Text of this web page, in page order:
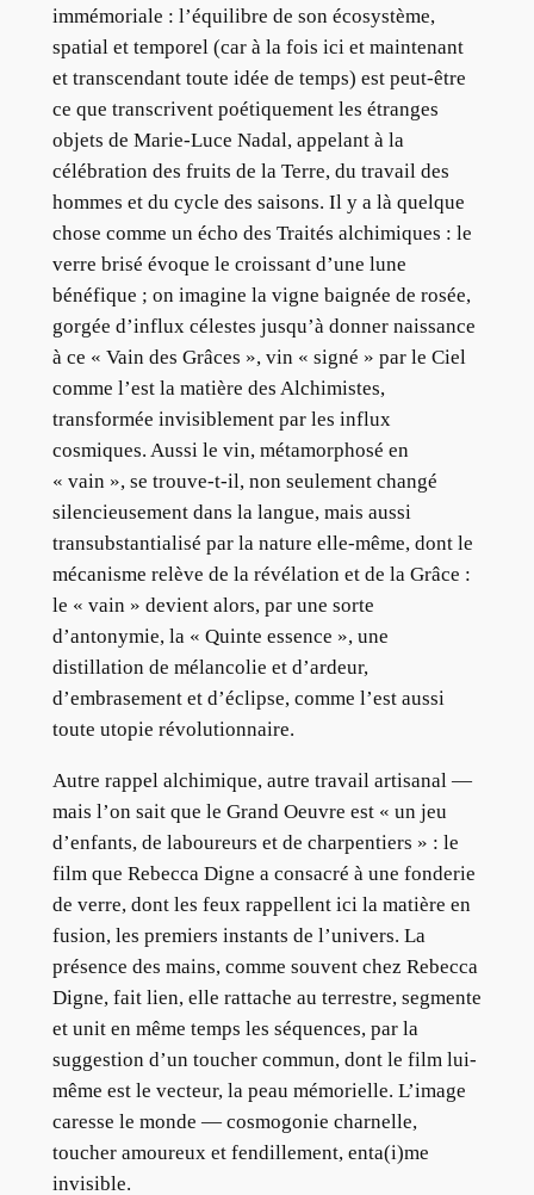
immémoriale : l’équilibre de son écosystème,
spatial et temporel (car à la fois ici et maintenant
et transcendant toute idée de temps) est peut-être
ce que transcrivent poétiquement les étranges
objets de Marie-Luce Nadal, appelant à la
célébration des fruits de la Terre, du travail des
hommes et du cycle des saisons. Il y a là quelque
chose comme un écho des Traités alchimiques : le
verre brisé évoque le croissant d’une lune
bénéfique ; on imagine la vigne baignée de rosée,
gorgée d’influx célestes jusqu’à donner naissance
à ce « Vain des Grâces », vin « signé » par le Ciel
comme l’est la matière des Alchimistes,
transformée invisiblement par les influx
cosmiques. Aussi le vin, métamorphosé en
« vain », se trouve-t-il, non seulement changé
silencieusement dans la langue, mais aussi
transubstantialisé par la nature elle-même, dont le
mécanisme relève de la révélation et de la Grâce :
le « vain » devient alors, par une sorte
d’antonymie, la « Quinte essence », une
distillation de mélancolie et d’ardeur,
d’embrasement et d’éclipse, comme l’est aussi
toute utopie révolutionnaire.
Autre rappel alchimique, autre travail artisanal —
mais l’on sait que le Grand Oeuvre est « un jeu
d’enfants, de laboureurs et de charpentiers » : le
film que Rebecca Digne a consacré à une fonderie
de verre, dont les feux rappellent ici la matière en
fusion, les premiers instants de l’univers. La
présence des mains, comme souvent chez Rebecca
Digne, fait lien, elle rattache au terrestre, segmente
et unit en même temps les séquences, par la
suggestion d’un toucher commun, dont le film lui-
même est le vecteur, la peau mémorielle. L’image
caresse le monde — cosmogonie charnelle,
toucher amoureux et fendillement, enta(i)me
invisible.